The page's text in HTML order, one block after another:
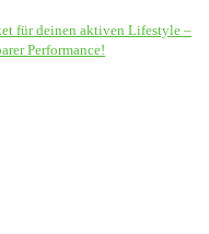
für deinen aktiven Lifestyle –
Performance!